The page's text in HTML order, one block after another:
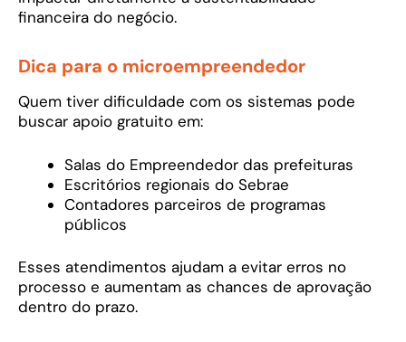
financeira do negócio.
Dica para o microempreendedor
Quem tiver dificuldade com os sistemas pode
buscar apoio gratuito em:
Salas do Empreendedor das prefeituras
Escritórios regionais do Sebrae
Contadores parceiros de programas
públicos
Esses atendimentos ajudam a evitar erros no
processo e aumentam as chances de aprovação
dentro do prazo.